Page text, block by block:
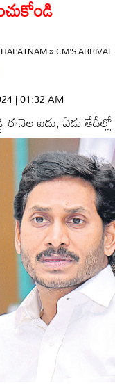
»CM'S
| 01:32 AM
ఈనెల ఐదు, ఏడు